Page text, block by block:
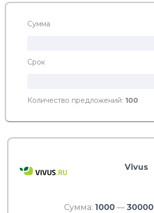
Сумма
Срок
Количество предложений: 100
Vivus
Сумма: 1000 — 30000